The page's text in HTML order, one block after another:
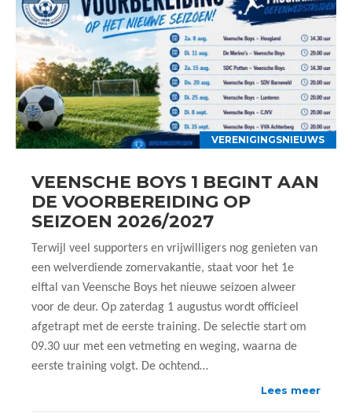
VERENIGINGSNIEUWS
VEENSCHE BOYS 1 BEGINT AAN
DE VOORBEREIDING OP
SEIZOEN 2026/2027
Terwijl veel supporters en vrijwilligers nog genieten van
een welverdiende zomervakantie, staat voor het 1e
elftal van Veensche Boys het nieuwe seizoen alweer
voor de deur. Op zaterdag 1 augustus wordt officieel
afgetrapt met de eerste training. De selectie start om
09.30 uur met een vetmeting en weging, waarna de
eerste training volgt. De ochtend…
Lees meer